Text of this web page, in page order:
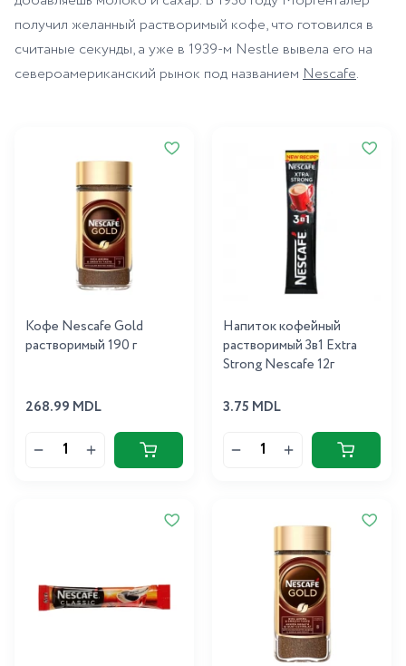
получил желанный растворимый кофе, что готовился в
считаные секунды, а уже в 1939-м Nestle вывела его на
североамериканский рынок под названием Nescafe.
Кофе Nescafe Gold
растворимый 190 г
268.99 MDL
Напиток кофейный
растворимый 3в1 Extra
Strong Nescafe 12г
3.75 MDL